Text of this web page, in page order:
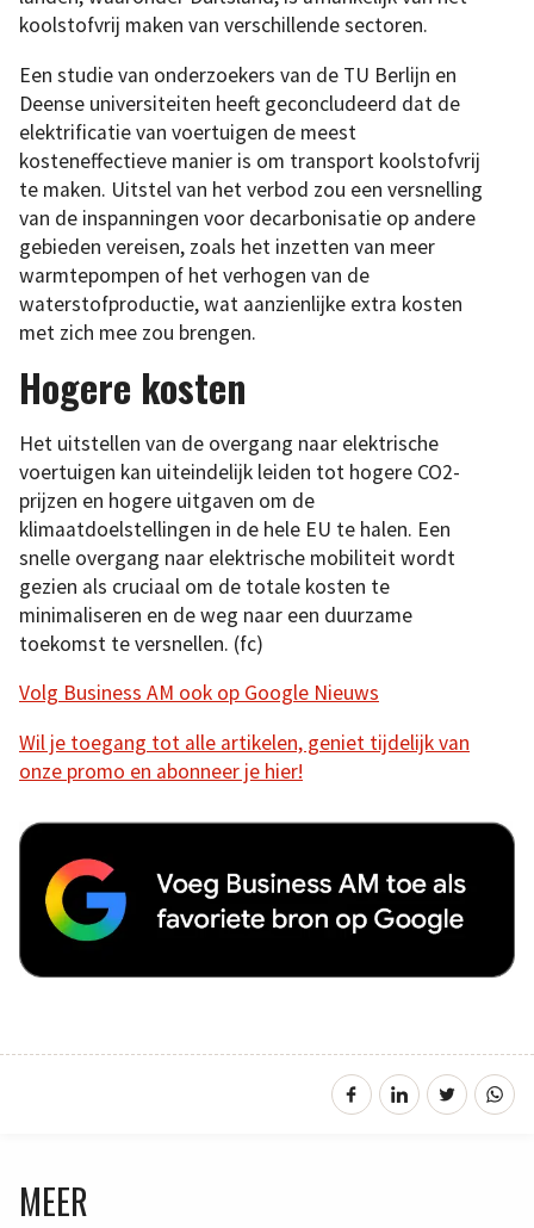
koolstofvrij maken van verschillende sectoren.
Een studie van onderzoekers van de TU Berlijn en
Deense universiteiten heeft geconcludeerd dat de
elektrificatie van voertuigen de meest
kosteneffectieve manier is om transport koolstofvrij
te maken. Uitstel van het verbod zou een versnelling
van de inspanningen voor decarbonisatie op andere
gebieden vereisen, zoals het inzetten van meer
warmtepompen of het verhogen van de
waterstofproductie, wat aanzienlijke extra kosten
met zich mee zou brengen.
Hogere kosten
Het uitstellen van de overgang naar elektrische
voertuigen kan uiteindelijk leiden tot hogere CO2-
prijzen en hogere uitgaven om de
klimaatdoelstellingen in de hele EU te halen. Een
snelle overgang naar elektrische mobiliteit wordt
gezien als cruciaal om de totale kosten te
minimaliseren en de weg naar een duurzame
toekomst te versnellen. (fc)
Volg Business AM ook op Google Nieuws
Wil je toegang tot alle artikelen, geniet tijdelijk van
onze promo en abonneer je hier!
MEER